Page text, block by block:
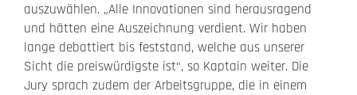
auszuwählen. „Alle Innovationen sind herausragend
und hätten eine Auszeichnung verdient. Wir haben
lange debattiert bis feststand, welche aus unserer
Sicht die preiswürdigste ist“, so Kaptain weiter. Die
Jury sprach zudem der Arbeitsgruppe, die in einem